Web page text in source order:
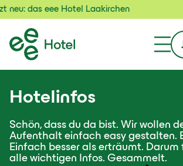
das eee Hotel Laakirchen
Hotelinfos
Schön, dass du da bist. Wir wollen
Aufenthalt einfach easy gestalten.
Einfach besser als erträumt. Darum
alle wichtigen Infos. Gesammelt.